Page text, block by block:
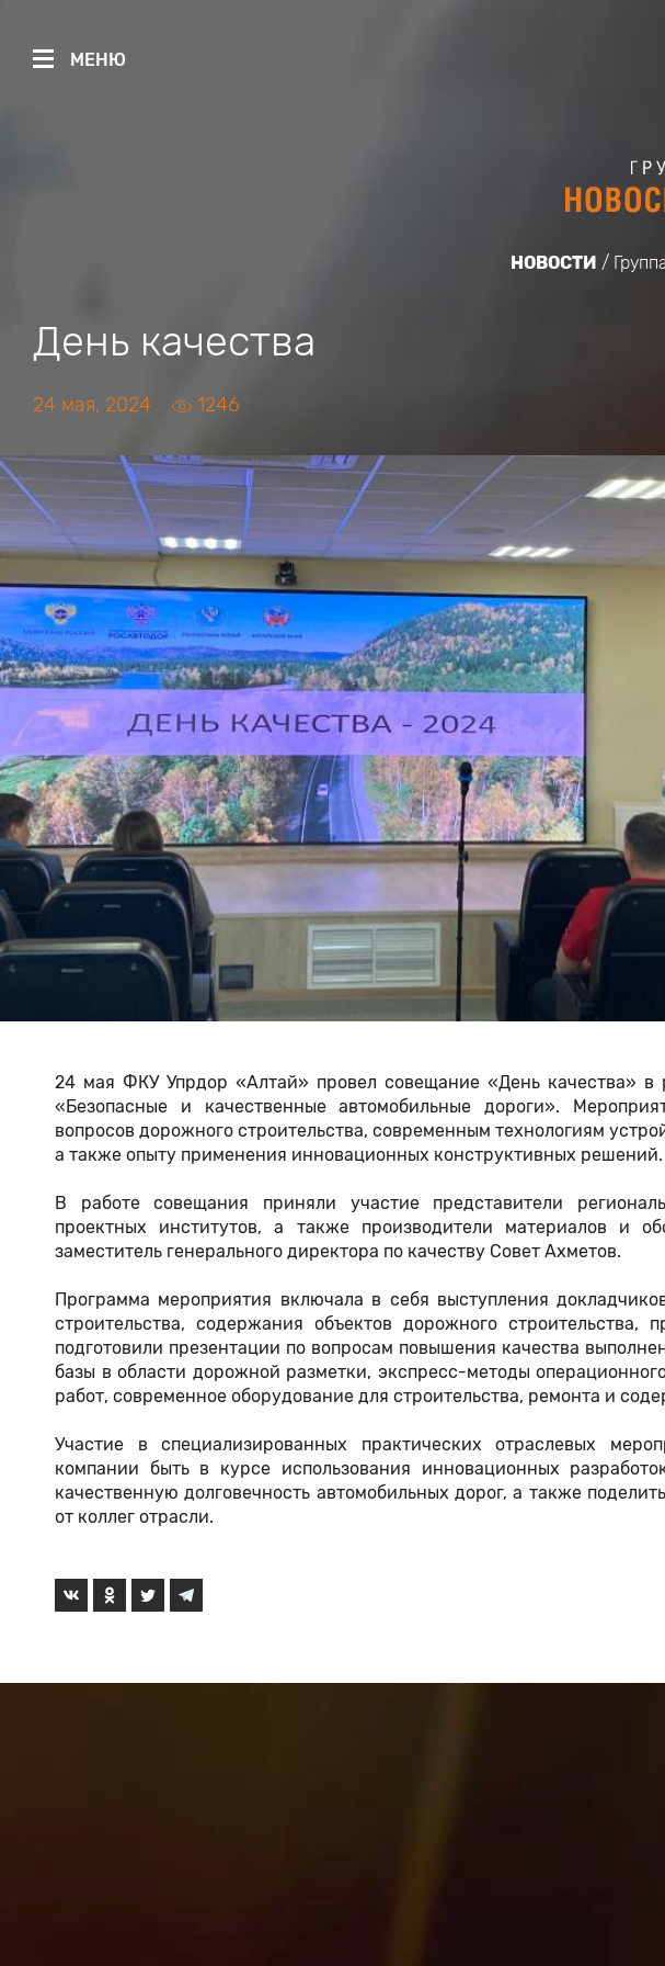
МЕНЮ
НОВОСТИ
День качества
24 мая, 2024 1246
24 мая ФКУ Упрдор «Алтай» провел совещание «День качества» в
«Безопасные и качественные автомобильные дороги».
вопросов дорожного строительства, современным технологиям
а также опыту применения инновационных конструктивных решений.
В работе совещания приняли участие представители
проектных институтов, а также производители материалов и
заместитель генерального директора по качеству Совет Ахметов.
Программа мероприятия включала в себя выступления
строительства, содержания объектов дорожного строительства,
подготовили презентации по вопросам повышения качества
базы в области дорожной разметки, экспресс-методы
работ, современное оборудование для строительства, ремонта и
Участие в специализированных практических отраслевых
компании быть в курсе использования инновационных
качественную долговечность автомобильных дорог, а также
от коллег отрасли.